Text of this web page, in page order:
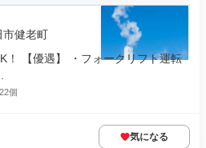
市健老町
！ 【優遇】 ・フォークリフト運転
個
気になる